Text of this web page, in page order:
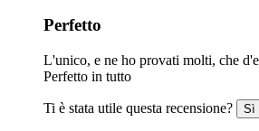
Perfetto
L'unico, e ne ho provati molti, che
Perfetto in tutto
Ti è stata utile questa recensione? Sì